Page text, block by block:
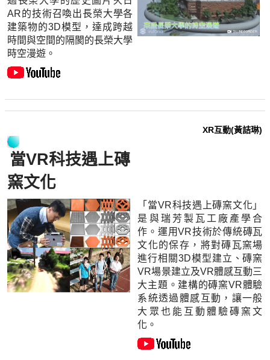
AR的技術召喚出長榮大學各
建築物的3D模型，達成跨越
時間與空間的隔閡的長榮大學
時空漫遊。
當VR科技遇上磚
窯文化
XR互動(黃詰琳)
「當VR科技遇上磚窯文化」
是與瑞芳製瓦工廠產學合
作。運用VR技術於傳統磚瓦
文化的保存，將對磚瓦窯場
進行相關3D模型建立、磚窯
VR場景建立及VR體感互動三
大主題。建構的磚窯VR體驗
系統透過體感互動，讓一般
大眾也能互動體驗磚窯文
化。